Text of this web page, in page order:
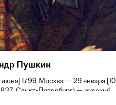
Пушкин
1799, Москва — 29 января [10
Санкт-Петербург) — русский